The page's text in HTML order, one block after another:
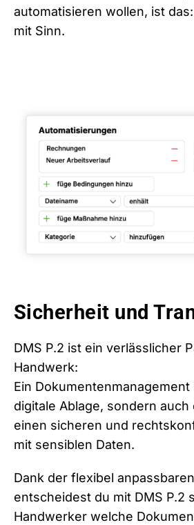
automatisieren wollen, ist
mit Sinn.
Sicherheit und
DMS P.2 ist ein verlässlicher
Handwerk:
Ein
digitale Ablage, sondern auch
einen sicheren und
mit sensiblen Daten.
Dank der flexibel
entscheidest du mit DMS P.2
Handwerker welche